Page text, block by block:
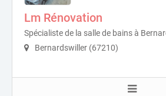
Lm Rénovation
Spécialiste de la salle de bains à
Bernardswiller (67210)